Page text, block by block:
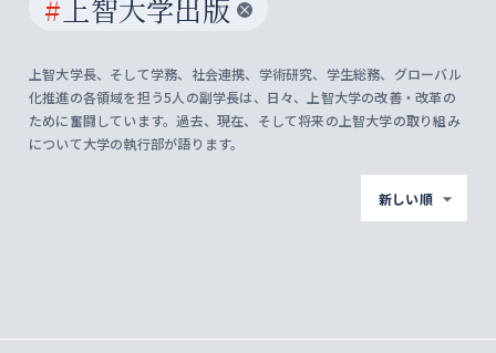
# 上智大学出版
上智大学長、そして学務、社会連携、学術研究、学生総務、グローバル
化推進の各領域を担う5人の副学長は、日々、上智大学の改善・改革の
ために奮闘しています。過去、現在、そして将来の上智大学の取り組み
について大学の執行部が語ります。
新しい順